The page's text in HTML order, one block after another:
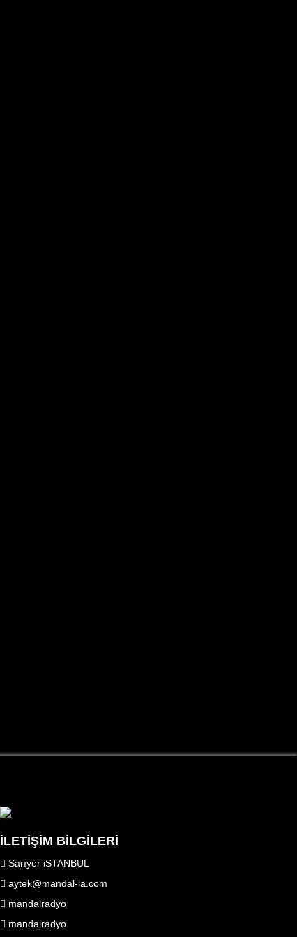
İLETİŞİM BİLGİLERİ
Sarıyer iSTANBUL
aytek@mandal-la.com
mandalradyo
mandalradyo